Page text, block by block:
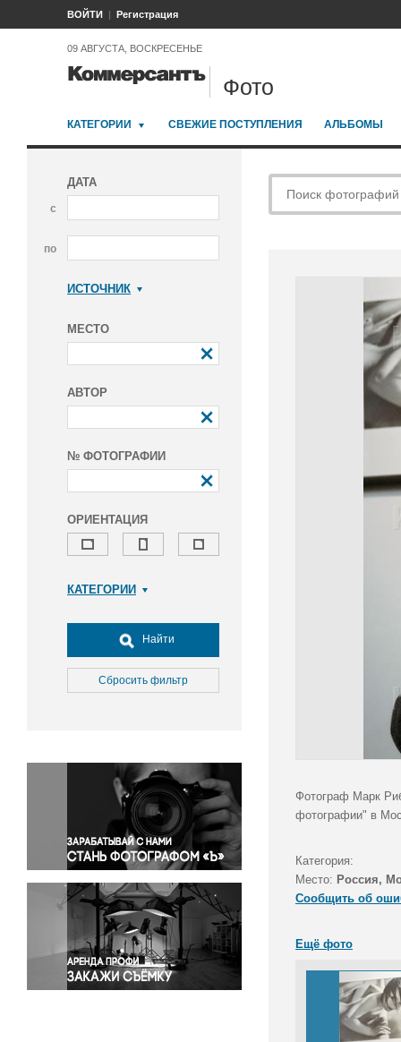
ВОЙТИ Регистрация
09 АВГУСТА, ВОСКРЕСЕНЬЕ
Фото
КАТЕГОРИИ СВЕЖИЕ ПОСТУПЛЕНИЯ АЛЬБОМЫ
ДАТА
с
по
ИСТОЧНИК
МЕСТО
АВТОР
№ ФОТОГРАФИИ
ОРИЕНТАЦИЯ
КАТЕГОРИИ
Досуг, туризм и отдых
Культура
Медицина
Окружающая среда
Политика
Правосудие
Происшествия и конфликты
Религия
Светская жизнь
Спорт
Экология
Экономика и бизнес
Найти
Сбросить фильтр
Фотограф Марк
фотографии" в
Категория:
Место: Россия,
Сообщить об
Ещё фото